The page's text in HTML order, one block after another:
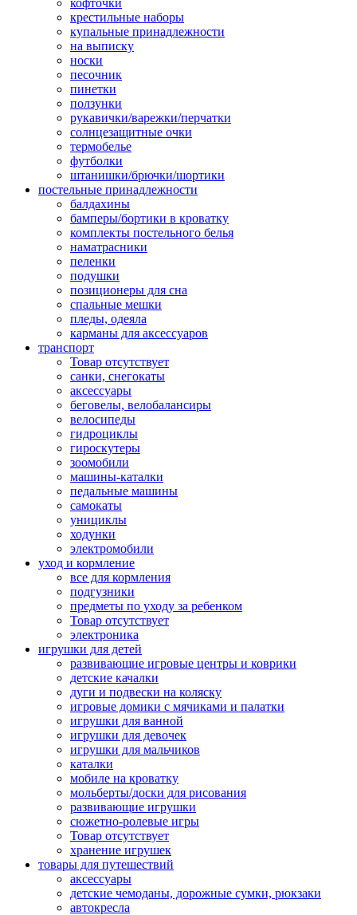
кофточки
крестильные наборы
купальные принадлежности
на выписку
носки
песочник
пинетки
ползунки
рукавички/варежки/перчатки
солнцезащитные очки
термобелье
футболки
штанишки/брючки/шортики
постельные принадлежности
балдахины
бамперы/бортики в кроватку
комплекты постельного белья
наматрасники
пеленки
подушки
позиционеры для сна
спальные мешки
пледы, одеяла
карманы для аксеcсуаров
транспорт
Товар отсутствует
санки, снегокаты
аксессуары
беговелы, велобалансиры
велосипеды
гидроциклы
гироскутеры
зоомобили
машины-каталки
педальные машины
самокаты
унициклы
ходунки
электромобили
уход и кормление
все для кормления
подгузники
предметы по уходу за ребенком
Товар отсутствует
электроника
игрушки для детей
развивающие игровые центры и коврики
детские качалки
дуги и подвески на коляску
игровые домики с мячиками и палатки
игрушки для ванной
игрушки для девочек
игрушки для мальчиков
каталки
мобиле на кроватку
мольберты/доски для рисования
развивающие игрушки
сюжетно-ролевые игры
Товар отсутствует
хранение игрушек
товары для путешествий
аксессуары
детские чемоданы, дорожные сумки, рюкзаки
автокресла